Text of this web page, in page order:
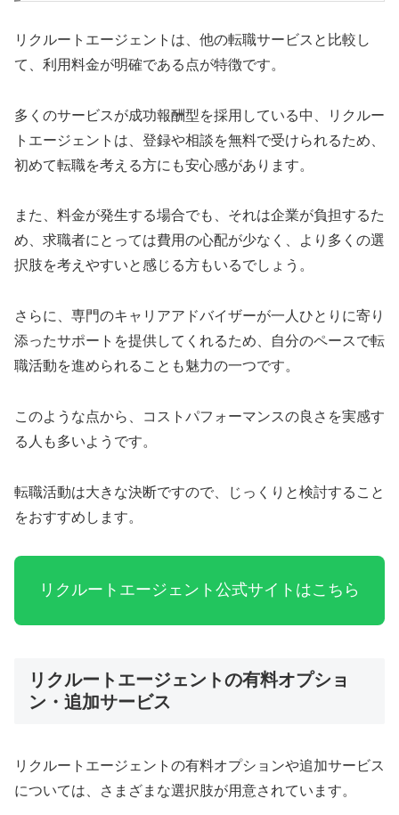
リクルートエージェントは、他の転職サービスと比較し
て、利用料金が明確である点が特徴です。
多くのサービスが成功報酬型を採用している中、リクルー
トエージェントは、登録や相談を無料で受けられるため、
初めて転職を考える方にも安心感があります。
また、料金が発生する場合でも、それは企業が負担するた
め、求職者にとっては費用の心配が少なく、より多くの選
択肢を考えやすいと感じる方もいるでしょう。
さらに、専門のキャリアアドバイザーが一人ひとりに寄り
添ったサポートを提供してくれるため、自分のペースで転
職活動を進められることも魅力の一つです。
このような点から、コストパフォーマンスの良さを実感す
る人も多いようです。
転職活動は大きな決断ですので、じっくりと検討すること
をおすすめします。
リクルートエージェント公式サイトはこちら
リクルートエージェントの有料オプショ
ン・追加サービス
リクルートエージェントの有料オプションや追加サービス
については、さまざまな選択肢が用意されています。